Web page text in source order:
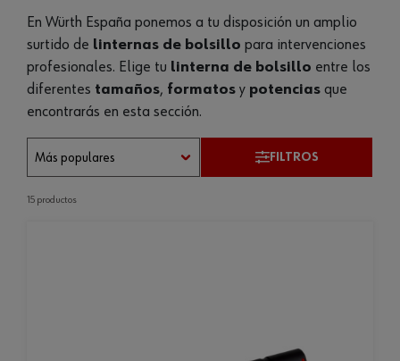
En Würth España ponemos a tu disposición un amplio
surtido de linternas de bolsillo para intervenciones
profesionales. Elige tu linterna de bolsillo entre los
diferentes tamaños, formatos y potencias que
encontrarás en esta sección.
FILTROS
15 productos